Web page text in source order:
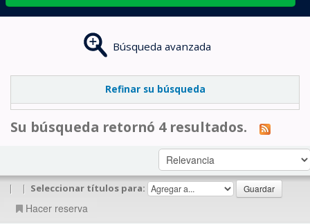
Búsqueda avanzada
Refinar su búsqueda
Su búsqueda retornó 4 resultados.
| | Seleccionar títulos para:
Hacer reserva